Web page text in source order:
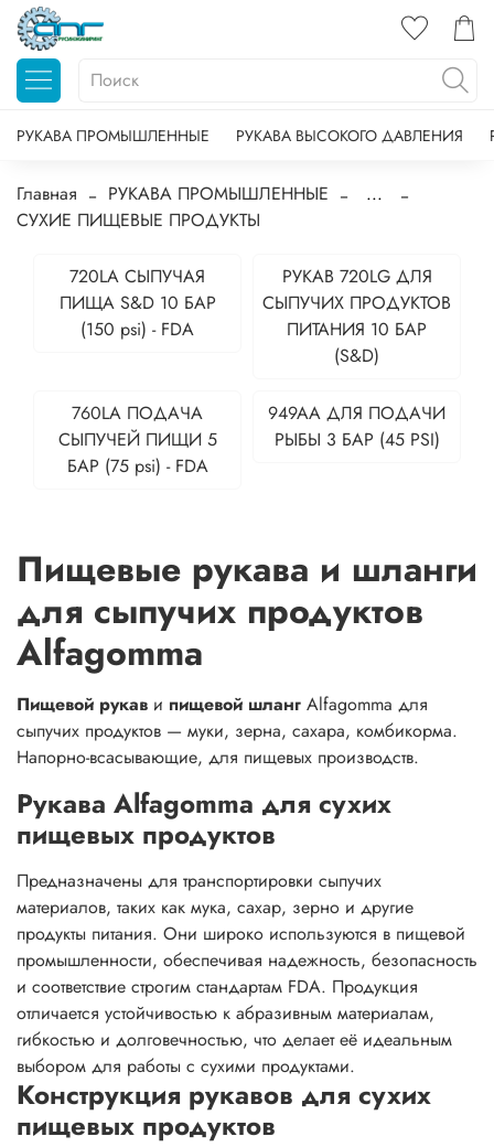
РУКАВА ПРОМЫШЛЕННЫЕ РУКАВА ВЫСОКОГО ДАВЛЕНИЯ
Главная РУКАВА ПРОМЫШЛЕННЫЕ
...
СУХИЕ ПИЩЕВЫЕ ПРОДУКТЫ
720LA СЫПУЧАЯ
ПИЩА S&D 10 БАР
(150 psi) - FDA
РУКАВ 720LG ДЛЯ
СЫПУЧИХ ПРОДУКТОВ
ПИТАНИЯ 10 БАР
(S&D)
760LA ПОДАЧА
СЫПУЧЕЙ ПИЩИ 5
БАР (75 psi) - FDA
949AA ДЛЯ ПОДАЧИ
РЫБЫ 3 БАР (45 PSI)
Пищевые рукава и шланги
для сыпучих продуктов
Alfagomma
Пищевой рукав и пищевой шланг Alfagomma для
сыпучих продуктов — муки, зерна, сахара, комбикорма.
Напорно-всасывающие, для пищевых производств.
Рукава Alfagomma для сухих
пищевых продуктов
Предназначены для транспортировки сыпучих
материалов, таких как мука, сахар, зерно и другие
продукты питания. Они широко используются в пищевой
промышленности, обеспечивая надежность, безопасность
и соответствие строгим стандартам FDA. Продукция
отличается устойчивостью к абразивным материалам,
гибкостью и долговечностью, что делает её идеальным
выбором для работы с сухими продуктами.
Конструкция рукавов для сухих
пищевых продуктов